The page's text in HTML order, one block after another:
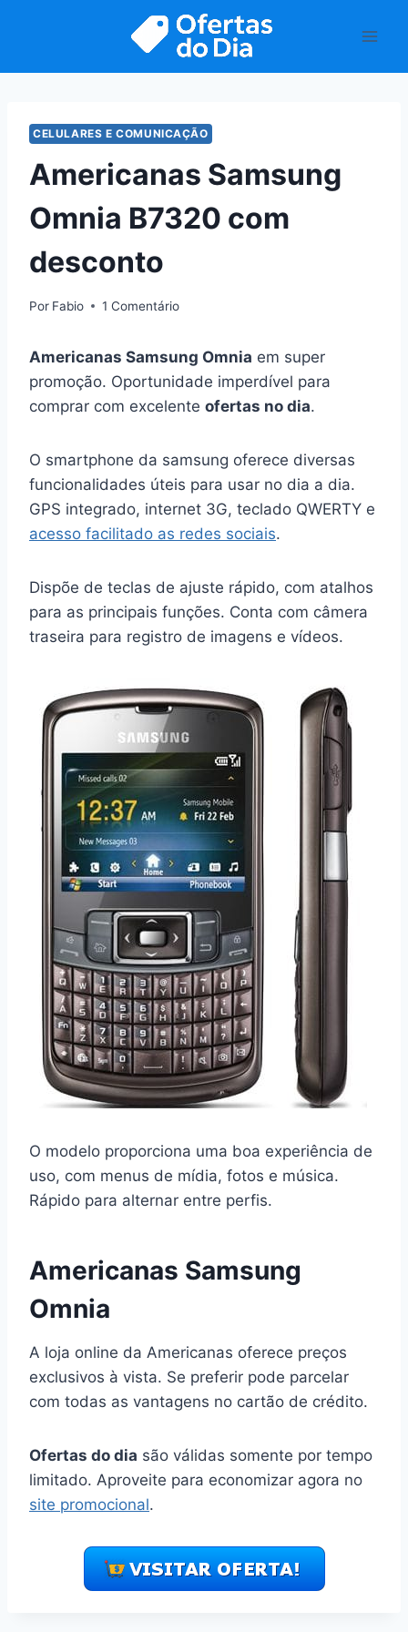
CELULARES E COMUNICAÇÃO
Americanas Samsung
Omnia B7320 com
desconto
Por Fabio 1 Comentário
Americanas Samsung Omnia em super
promoção. Oportunidade imperdível para
comprar com excelente ofertas no dia.
O smartphone da samsung oferece diversas
funcionalidades úteis para usar no dia a dia.
GPS integrado, internet 3G, teclado QWERTY e
acesso facilitado as redes sociais.
Dispõe de teclas de ajuste rápido, com atalhos
para as principais funções. Conta com câmera
traseira para registro de imagens e vídeos.
O modelo proporciona uma boa experiência de
uso, com menus de mídia, fotos e música.
Rápido para alternar entre perfis.
Americanas Samsung
Omnia
A loja online da Americanas oferece preços
exclusivos à vista. Se preferir pode parcelar
com todas as vantagens no cartão de crédito.
Ofertas do dia são válidas somente por tempo
limitado. Aproveite para economizar agora no
site promocional.